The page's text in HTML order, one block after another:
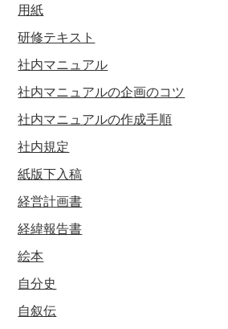
用紙
研修テキスト
社内マニュアル
社内マニュアルの企画のコツ
社内マニュアルの作成手順
社内規定
紙版下入稿
経営計画書
経緯報告書
絵本
自分史
自叙伝